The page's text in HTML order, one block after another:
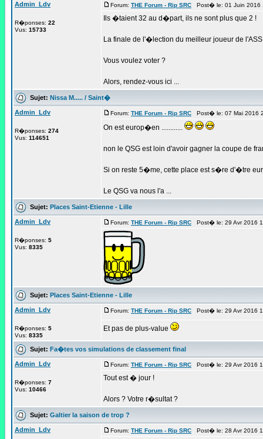
Admin_Ldv
R�ponses: 22
Vus: 15733
Forum: THE Forum - Rip SRC Post� le: 01 Juin
Ils �taient 32 au d�part, ils ne sont plus que 2 !
La finale de l'�lection du meilleur joueur de
Vous voulez voter ?
Alors, rendez-vous ici ...
Sujet: Nissa M..... / Saint�
Admin_Ldv
R�ponses: 274
Vus: 114651
Forum: THE Forum - Rip SRC Post� le: 07 Mai 2016
On est europ�en ............
non le QSG est loin d'avoir gagner la coupe de
Si on reste 5�me, cette place est s�re d'�tre
Le QSG va nous l'a ...
Sujet: Places Saint-Etienne - Lille
Admin_Ldv
R�ponses: 5
Vus: 8335
Forum: THE Forum - Rip SRC Post� le: 29 Avr 2016
Sujet: Places Saint-Etienne - Lille
Admin_Ldv
R�ponses: 5
Vus: 8335
Forum: THE Forum - Rip SRC Post� le: 29 Avr 2016
Et pas de plus-value
Sujet: Fa�tes vos simulations de classement final
Admin_Ldv
R�ponses: 7
Vus: 10466
Forum: THE Forum - Rip SRC Post� le: 29 Avr 2016
Tout est � jour !
Alors ? Votre r�sultat ?
Sujet: Galtier la saison de trop ?
Admin_Ldv Forum: THE Forum - Rip SRC Post� le: 28 Avr 2016